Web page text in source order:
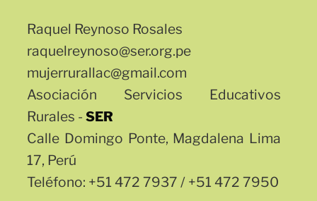
Raquel Reynoso Rosales
raquelreynoso@ser.org.pe
mujerrurallac@gmail.com
Asociación Servicios Educativos
Rurales -SER
Calle Domingo Ponte, Magdalena Lima
17, Perú
Teléfono: +51 472 7937 / +51 472 7950